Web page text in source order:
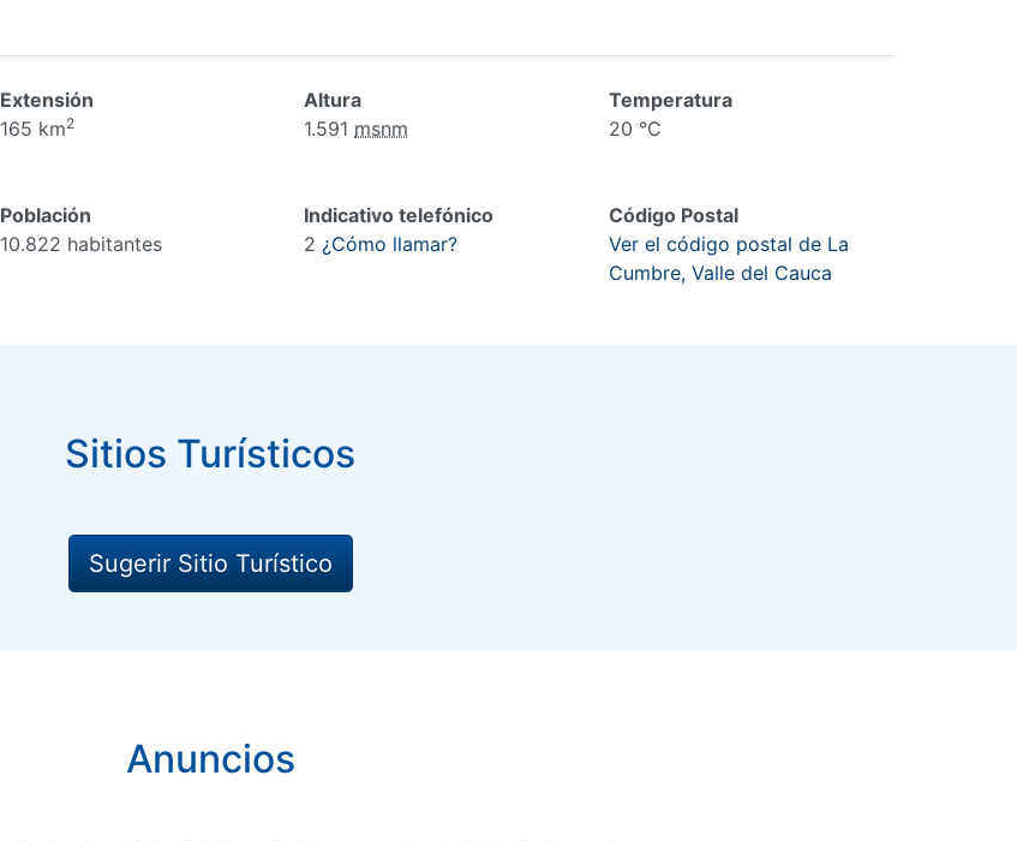
Extensión
165 km2
Altura
1.591 msnm
Temperatura
20 °C
Población
10.822 habitantes
Indicativo telefónico
2 ¿Cómo llamar?
Código Postal
Ver el código postal de La
Cumbre, Valle del Cauca
Sitios Turísticos
Sugerir Sitio Turístico
Anuncios